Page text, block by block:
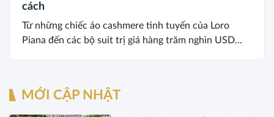
cách
Từ những chiếc áo cashmere tinh tuyển của Loro
Piana đến các bộ suit trị giá hàng trăm nghìn USD...
MỚI CẬP NHẬT